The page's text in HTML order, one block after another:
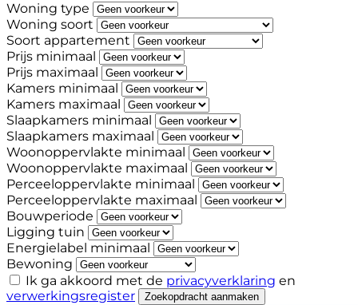
Woning type
Woning soort
Soort appartement
Prijs minimaal
Prijs maximaal
Kamers minimaal
Kamers maximaal
Slaapkamers minimaal
Slaapkamers maximaal
Woonoppervlakte minimaal
Woonoppervlakte maximaal
Perceeloppervlakte minimaal
Perceeloppervlakte maximaal
Bouwperiode
Ligging tuin
Energielabel minimaal
Bewoning
Ik ga akkoord met de privacyverklaring en
verwerkingsregister
Zoekopdracht aanmaken